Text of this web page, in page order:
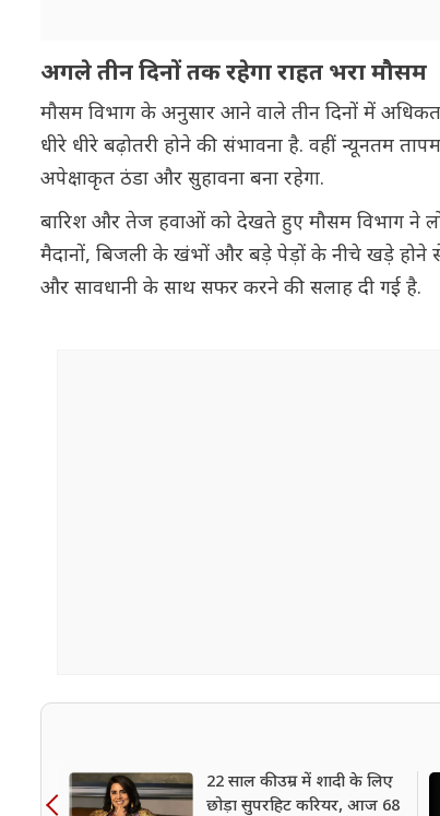
अगले तीन दिनों तक रहेगा राहत भरा मौसम
मौसम विभाग के अनुसार आने वाले तीन दिनों में
धीरे धीरे बढ़ोतरी होने की संभावना है. वहीं न्यूनतम
अपेक्षाकृत ठंडा और सुहावना बना रहेगा.
बारिश और तेज हवाओं को देखते हुए मौसम विभाग ने
मैदानों, बिजली के खंभों और बड़े पेड़ों के नीचे खड़े होने
और सावधानी के साथ सफर करने की सलाह दी गई है.
22 साल की उम्र में शादी के लिए
छोड़ा सुपरहिट करियर, आज 68